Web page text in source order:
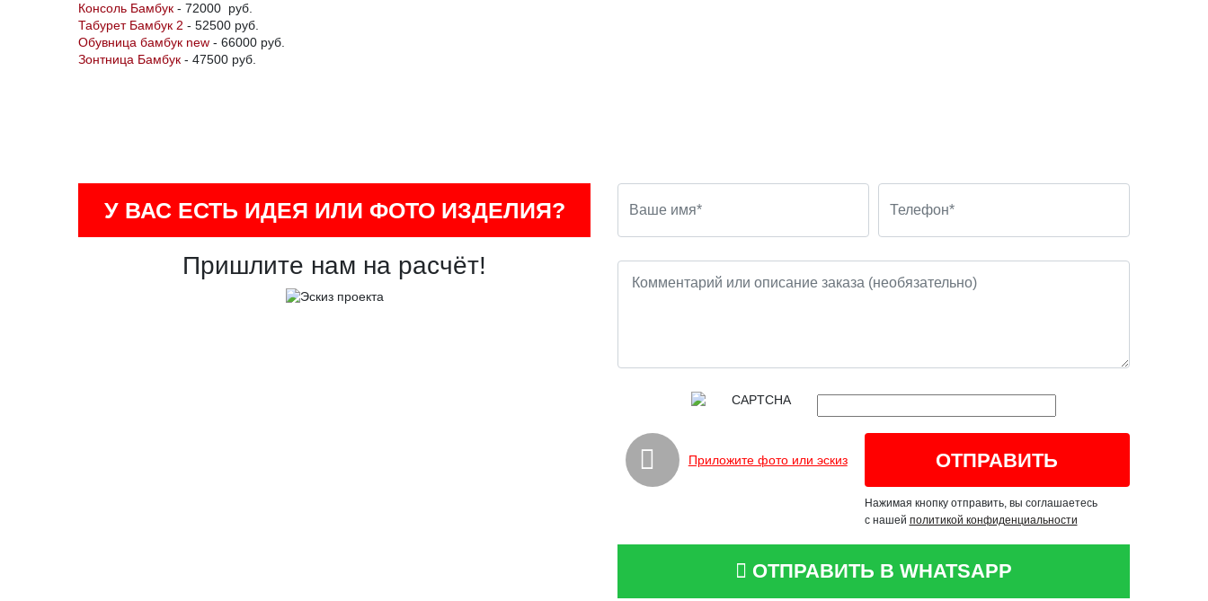
Консоль Бамбук - 72000 руб.
Табурет Бамбук 2 - 52500 руб.
Обувница бамбук new - 66000 руб.
Зонтница Бамбук - 47500 руб.
У ВАС ЕСТЬ ИДЕЯ ИЛИ ФОТО ИЗДЕЛИЯ?
Пришлите нам на расчёт!
Приложите фото или эскиз
Нажимая кнопку отправить, вы соглашаетесь
с нашей политикой конфиденциальности
ОТПРАВИТЬ В WHATSAPP